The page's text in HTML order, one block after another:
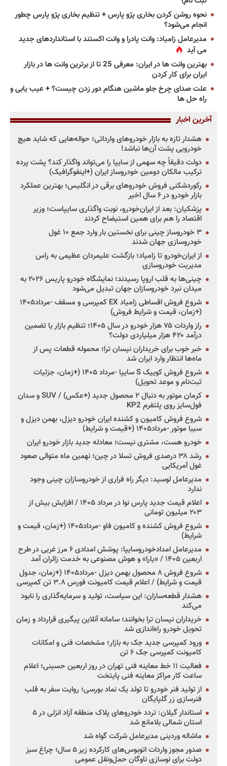
نحوه روشن کردن بخاری پژو پارس + تنظیم بخاری پژو پارس چطور
انجام می‌شود؟
مدیرعامل زامیاد: وانت پادرا و وانت اکستند با استانداردهای جدید
می آید
بهترین وانت ها در ایران: معرفی 25 تا از برترین وانت ها در بازار
ایران برای کار کردن
علت صدای چرخ جلو ماشین هنگام دور زدن چیست؟ + عیب یابی و
راه حل ها
آخرین اخبار
هشدار تازه به بازار خودروهای وارداتی؛ حواله‌هایی که شاید هیچ
خودرویی پشت آن‌ها نباشد!
دولت دقیقاً چه سهمی از سایپا را می‌تواند واگذار کند؟ پشت پرده
ترکیب مالکان دومین خودروساز ایران (+اینفوگرافیک)
رکوردشکنی فروش خودروهای برقی در انگلیس؛ بهترین عملکرد
بازار خودرو در ۶ سال اخیر
پزشکیان: بعد از ایران‌خودرو، نوبت واگذاری سایپاست؛ وزیر
اقتصاد را هم برای همین استیضاح کردند
۳ خودروساز چینی برای نخستین بار وارد جمع ۱۰ غول
خودروسازی جهان شدند
از ایران‌خودرو تا زامیاد؛ بازگشت علیمردان عظیمی به راس
مدیریت خودروسازی
چینی‌ها به قلب اروپا رسیدند؛ نمایشگاه خودرو پاریس ۲۰۲۶ به
میدان نبرد خودروسازان جهان تبدیل می‌شود
شروع فروش اقساطی زامیاد EX کمپرسی و مسقف -مرداد۱۴۰۵
(+زمان، قیمت و شرایط فروش)
راز واردات ۷۵ هزار خودرو در سال ۱۴۰۵؛ تنظیم بازار یا تضمین
درآمد ۴۲۰ هزار میلیاردی دولت؟
خبر خوب برای خریداران نیسان ترا؛ محموله قطعات پس از
ماه‌ها انتظار وارد ایران شد
شروع فروش کوییک S سایپا -مرداد ۱۴۰۵ (+زمان، جزئیات
ثبت‌نام و موعد تحویل)
کرمان موتور به دنبال ۲ محصول جدید (+عکس) / SUV و سدان
فول‌سایز روی پلتفرم KP2
شروع فروش کامیون و کشنده ایران خودرو دیزل، بهمن دیزل و
سیبا موتور -مرداد۱۴۰۵ (+قیمت و شرایط)
خودرو هست، مشتری نیست؛ معادله جدید بازار خودرو ایران
رشد ۳۸ درصدی فروش تسلا در چین؛ نهمین ماه متوالی صعود
غول آمریکایی
مدیرعامل لوسید: دیگر راه فراری از خودروسازان چینی وجود
ندارد
اعلام قیمت جدید پارس نوا در مرداد ۱۴۰۵ / افزایش بیش از
۲۰۳ میلیون تومانی
شروع فروش کشنده و کامیون فاو -مرداد۱۴۰۵ (+زمان، قیمت و
شرایط)
مدیرعامل امدادخودروسایپا: پوشش امدادی ۶ مرز غربی در طرح
اربعین ۱۴۰۵ / «یارا» و هوش مصنوعی به خدمت زائران آمد
شروع فروش ۸ محصول بهمن دیزل -مرداد۱۴۰۵ (+زمان، جدول
قیمت و شرایط) / اعلام قیمت کامیونت فورس ۳.۸ تن کمپرسی
هشدار قطعه‌سازان: این سیاست، تولید و سرمایه‌گذاری را نابود
می‌کند
خریداران نیسان ترا بخوانند؛ سامانه آنلاین پیگیری قرارداد و زمان
تحویل خودرو راه‌اندازی شد
ورود کمپرسی جدید جک به بازار؛ مشخصات فنی و امکانات
کامیونت کمپرسی جک ۶ تن
فعالیت ۱۱ خط معاینه فنی تهران در روز اربعین حسینی؛ اعلام
ساعت کار مراکز معاینه فنی پایتخت
از تولید فنر خودرو تا تولد یک نماد بورسی؛ روایت سفر به قلب
فنرسازی زر گلپایگان
استاندار گیلان: تردد خودروهای پلاک منطقه آزاد انزلی در ۵
استان شمالی بلامانع شد
ماشاله وردینی مدیرعامل شرکت گواه شد
صدور مجوز واردات اتوبوس‌های کارکرده زیر ۵ سال؛ چراغ سبز
دولت برای نوسازی ناوگان حمل‌ونقل عمومی